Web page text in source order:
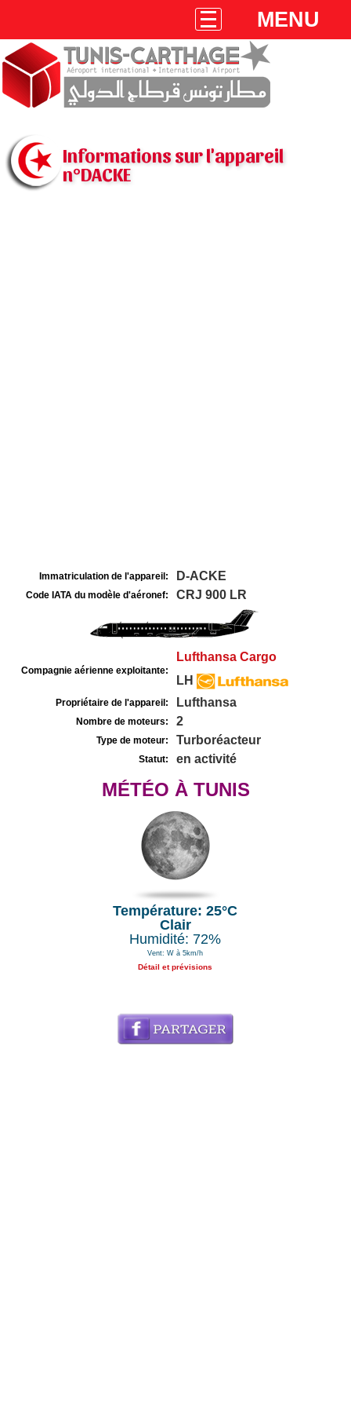
MENU
Informations sur l'appareil
n°DACKE
Immatriculation de l'appareil: D-ACKE
Code IATA du modèle d'aéronef: CRJ 900 LR
Compagnie aérienne exploitante:
Lufthansa Cargo
LH
Propriétaire de l'appareil: Lufthansa
Nombre de moteurs: 2
Type de moteur: Turboréacteur
Statut: en activité
MÉTÉO À TUNIS
Température: 25°C
Clair
Humidité: 72%
Vent: W à 5km/h
Détail et prévisions